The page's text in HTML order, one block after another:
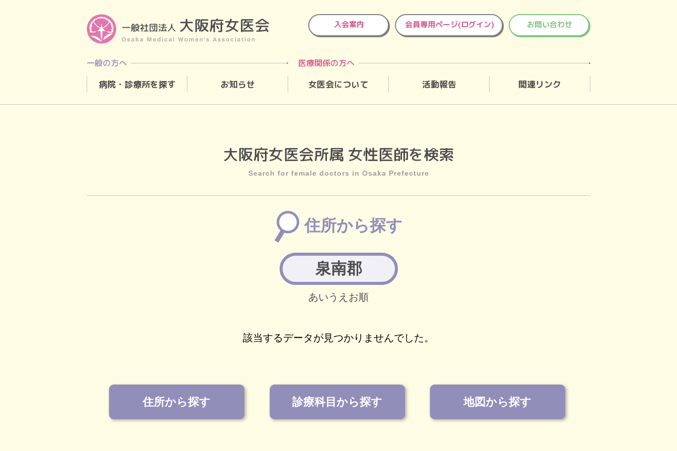
入会案内 会員専用ページ(ログイン) お問い合わせ
一般の方へ
病院・診療所を探す お知らせ
医療関係の方へ
女医会について 活動報告 関連リンク
大阪府女医会所属 女性医師を検索
Search for female doctors in Osaka Prefecture
住所から探す
泉南郡
あいうえお順
該当するデータが見つかりませんでした。
住所から探す 診療科目から探す 地図から探す